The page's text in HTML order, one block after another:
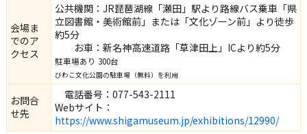
会場ま
でのア
クセス
公共機関：JR琵琶湖線「瀬田」駅より路線バス乗車「県
立図書館・美術館前」または「文化ゾーン前」より徒歩
約5分
お車：新名神高速道路「草津田上」ICより約5分
駐車場あり 300台
びわこ文化公園の駐車場（無料）を利用
お問合
せ先
電話番号：077-543-2111
Webサイト：
https://www.shigamuseum.jp/exhibitions/12990/